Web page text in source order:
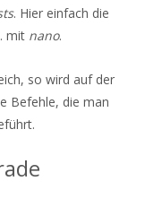
. Hier einfach die
mit nano.
so wird auf der
Befehle, die man